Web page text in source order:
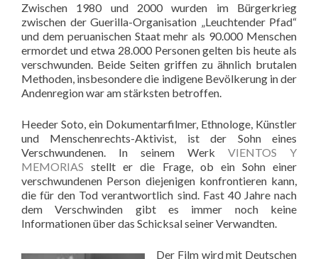
Zwischen 1980 und 2000 wurden im Bürgerkrieg
zwischen der Guerilla-Organisation „Leuchtender Pfad“
und dem peruanischen Staat mehr als 90.000 Menschen
ermordet und etwa 28.000 Personen gelten bis heute als
verschwunden. Beide Seiten griffen zu ähnlich brutalen
Methoden, insbesondere die indigene Bevölkerung in der
Andenregion war am stärksten betroffen.
Heeder Soto, ein Dokumentarfilmer, Ethnologe, Künstler
und Menschenrechts-Aktivist, ist der Sohn eines
Verschwundenen. In seinem Werk VIENTOS Y
MEMORIAS stellt er die Frage, ob ein Sohn einer
verschwundenen Person diejenigen konfrontieren kann,
die für den Tod verantwortlich sind. Fast 40 Jahre nach
dem Verschwinden gibt es immer noch keine
Informationen über das Schicksal seiner Verwandten.
Der Film wird mit Deutschen